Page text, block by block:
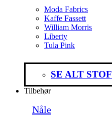
Moda Fabrics
Kaffe Fassett
William Morris
Liberty
Tula Pink
SE ALT STOF
Tilbehør
Nåle